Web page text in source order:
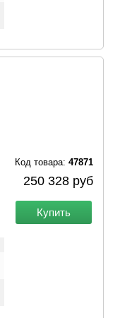
Код товара: 47871
250 328 руб
Купить